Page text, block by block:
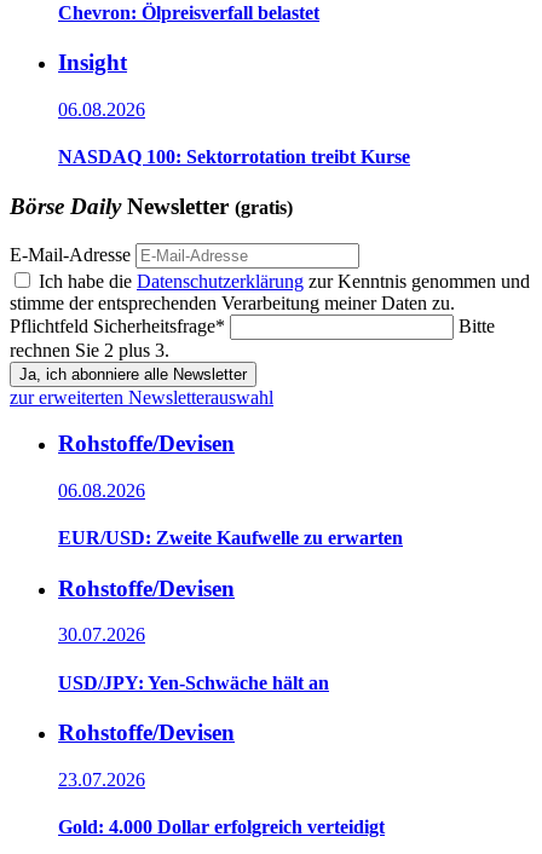
Chevron: Ölpreisverfall belastet
Insight
06.08.2026
NASDAQ 100: Sektorrotation treibt Kurse
Börse DailyNewsletter (gratis)
E-Mail-Adresse
Ich habe die Datenschutzerklärung zur Kenntnis genommen und
stimme der entsprechenden Verarbeitung meiner Daten zu.
Pflichtfeld Sicherheitsfrage*
Bitte
rechnen Sie 2 plus 3.
Ja, ich abonniere alle Newsletter
zur erweiterten Newsletterauswahl
Rohstoffe/Devisen
06.08.2026
EUR/USD: Zweite Kaufwelle zu erwarten
Rohstoffe/Devisen
30.07.2026
USD/JPY: Yen-Schwäche hält an
Rohstoffe/Devisen
23.07.2026
Gold: 4.000 Dollar erfolgreich verteidigt